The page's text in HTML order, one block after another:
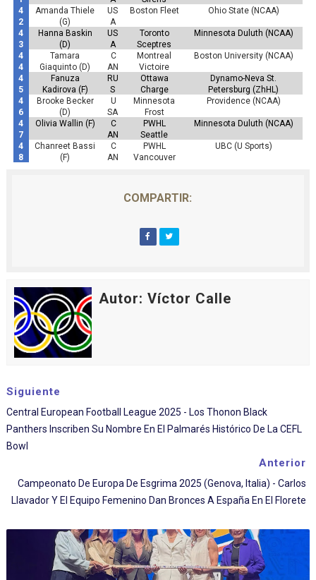
4
2
Amanda Thiele
(G)
US
A
Boston Fleet Ohio State (NCAA)
4
3
Hanna Baskin
(D)
US
A
Toronto
Sceptres
Minnesota Duluth (NCAA)
4
4
Tamara
Giaquinto (D)
C
AN
Montreal
Victoire
Boston University (NCAA)
4
5
Fanuza
Kadirova (F)
RU
S
Ottawa
Charge
Dynamo-Neva St.
Petersburg (ZhHL)
4
6
Brooke Becker
(D)
U
SA
Minnesota
Frost
Providence (NCAA)
4
7
Olivia Wallin (F)
C
AN
PWHL
Seattle
Minnesota Duluth (NCAA)
4
8
Chanreet Bassi
(F)
C
AN
PWHL
Vancouver
UBC (U Sports)
COMPARTIR:
Autor: Víctor Calle
Siguiente
Central European Football League 2025 - Los Thonon Black
Panthers Inscriben Su Nombre En El Palmarés Histórico De La CEFL
Bowl
Anterior
Campeonato De Europa De Esgrima 2025 (Genova, Italia) - Carlos
Llavador Y El Equipo Femenino Dan Bronces A España En El Florete